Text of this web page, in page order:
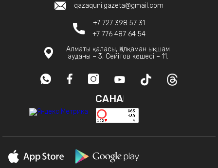
qazaquni.gazeta@gmail.com
+7 727 398 57 31
+7 776 487 64 54
Алматы қаласы, Қалқаман ықшам
ауданы – 3, Сейітов көшесі – 11.
САНАҚ